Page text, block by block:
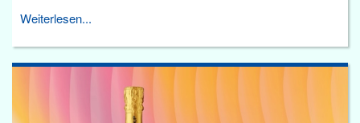
Weiterlesen...